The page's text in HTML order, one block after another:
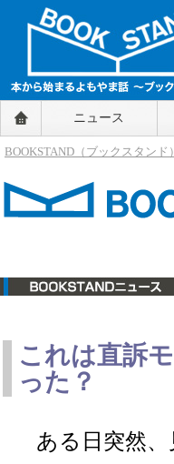
BOOKSTAND（ブックス
～本から始まるよもやま
BOOKSTAND（ブ
ニュース
BOOKSTAND（ブックスタンド）
これは直訴
った？
ある日突然、